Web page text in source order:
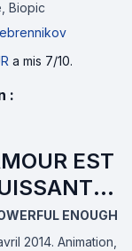
Biopic
a mis 7/10.
:
EST
ENOUGH
2014. Animation,